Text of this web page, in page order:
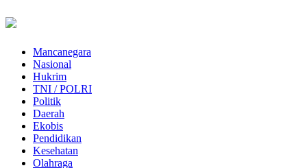
Mancanegara
Nasional
Hukrim
TNI / POLRI
Politik
Daerah
Ekobis
Pendidikan
Kesehatan
Olahraga